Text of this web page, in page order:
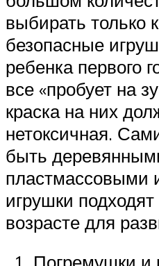
выбирать только
безопасные
ребенка первого
все «пробует на
краска на них
нетоксичная.
быть
пластмассовыми
игрушки
возрасте для